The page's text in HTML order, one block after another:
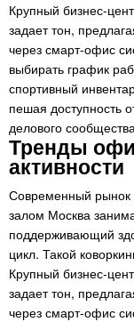
Крупный бизнес-
задает тон,
через смарт-офис
выбирать график
спортивный
пешая доступность
делового
Тренды
активности
Современный рынок
залом Москва
поддерживающий
цикл. Такой
Крупный бизнес-
задает тон,
через смарт-офис